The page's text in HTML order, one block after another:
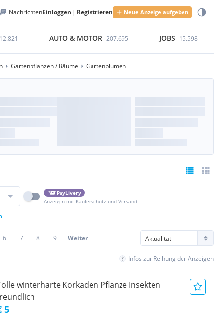
NachrichtenEinloggen | Registrieren Neue Anzeige aufgeben
AUTO & MOTOR 207.695 JOBS 15.598
Gartenpflanzen / Bäume Gartenblumen
PayLivery
Anzeigen mit Käuferschutz und Versand
6 7 8 9 Weiter
Infos zur Reihung der Anzeigen
winterharte Korkaden Pflanze Insekten
5